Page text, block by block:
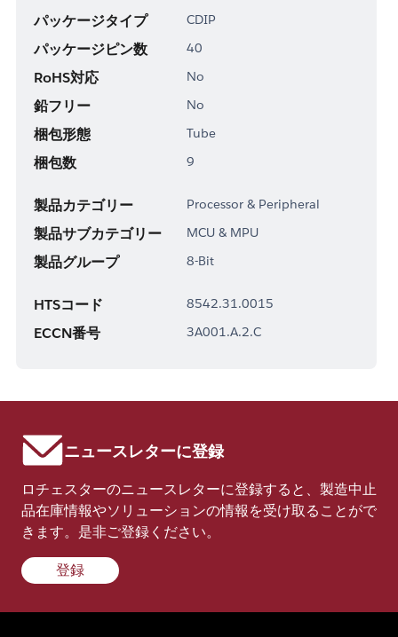
パッケージタイプ CDIP
パッケージピン数 40
RoHS対応 No
鉛フリー No
梱包形態 Tube
梱包数 9
製品カテゴリー Processor & Peripheral
製品サブカテゴリー MCU & MPU
製品グループ 8-Bit
HTSコード 8542.31.0015
ECCN番号 3A001.A.2.C
ニュースレターに登録
ロチェスターのニュースレターに登録すると、製造中止
品在庫情報やソリューションの情報を受け取ることがで
きます。是非ご登録ください。
登録